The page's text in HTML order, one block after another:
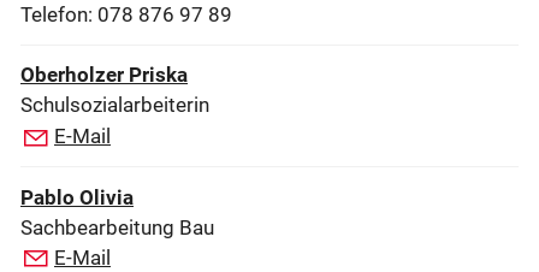
Telefon: 078 876 97 89
Oberholzer Priska
Schulsozialarbeiterin
E-Mail
Pablo Olivia
Sachbearbeitung Bau
E-Mail